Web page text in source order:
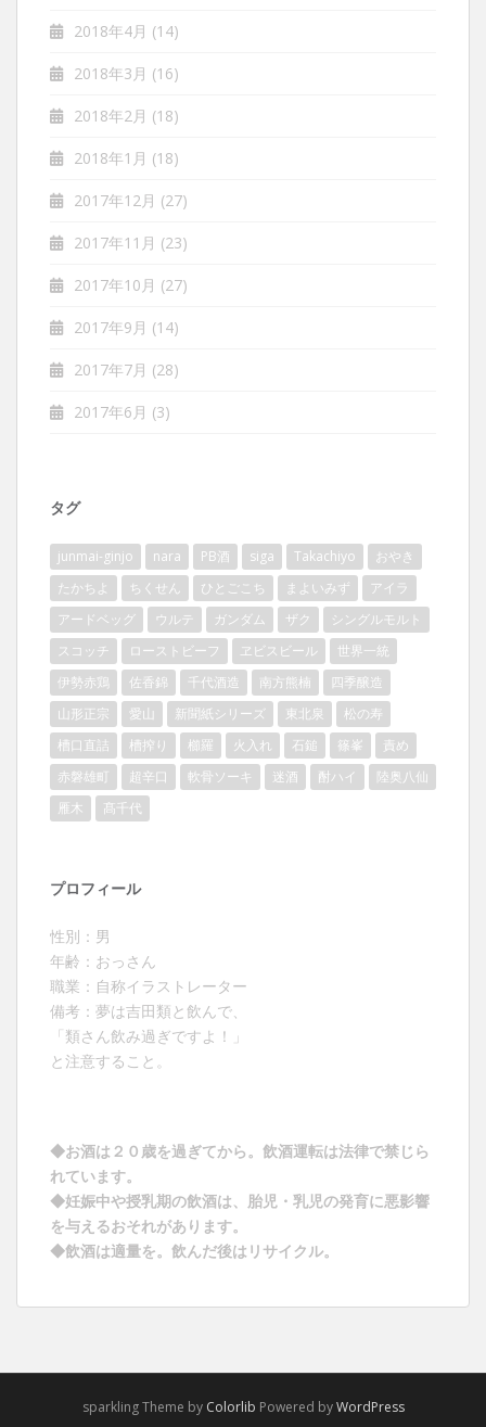
2018年4月 (14)
2018年3月 (16)
2018年2月 (18)
2018年1月 (18)
2017年12月 (27)
2017年11月 (23)
2017年10月 (27)
2017年9月 (14)
2017年7月 (28)
2017年6月 (3)
タグ
junmai-ginjo nara PB酒 siga Takachiyo
おやき
たかちよ
ちくせん ひとごこち まよいみず
アイラ
アードベッグ
ウルテ ガンダム ザク
シングルモルト
スコッチ
ローストビーフ ヱビスビール
世界一統
伊勢赤鶏
佐香錦 千代酒造 南方熊楠
四季醸造
山形正宗
愛山 新聞紙シリーズ 東北泉
松の寿
槽口直詰
槽搾り 櫛羅 火入れ 石鎚 篠峯
責め
赤磐雄町
超辛口 軟骨ソーキ 迷酒 酎ハイ
陸奥八仙
雁木
髙千代
プロフィール
性別：男
年齢：おっさん
職業：自称イラストレーター
備考：夢は吉田類と飲んで、
「類さん飲み過ぎですよ！」
と注意すること。
◆お酒は２０歳を過ぎてから。飲酒運転は法律で禁じら
れています。
◆妊娠中や授乳期の飲酒は、胎児・乳児の発育に悪影響
を与えるおそれがあります。
◆飲酒は適量を。飲んだ後はリサイクル。
sparkling Theme by Colorlib Powered byWordPress